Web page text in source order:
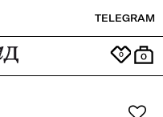
TELEGRAM
0